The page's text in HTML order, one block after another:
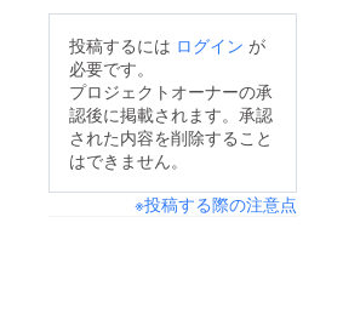
投稿するには ログイン が
必要です。
プロジェクトオーナーの承
認後に掲載されます。承認
された内容を削除すること
はできません。
※投稿する際の注意点